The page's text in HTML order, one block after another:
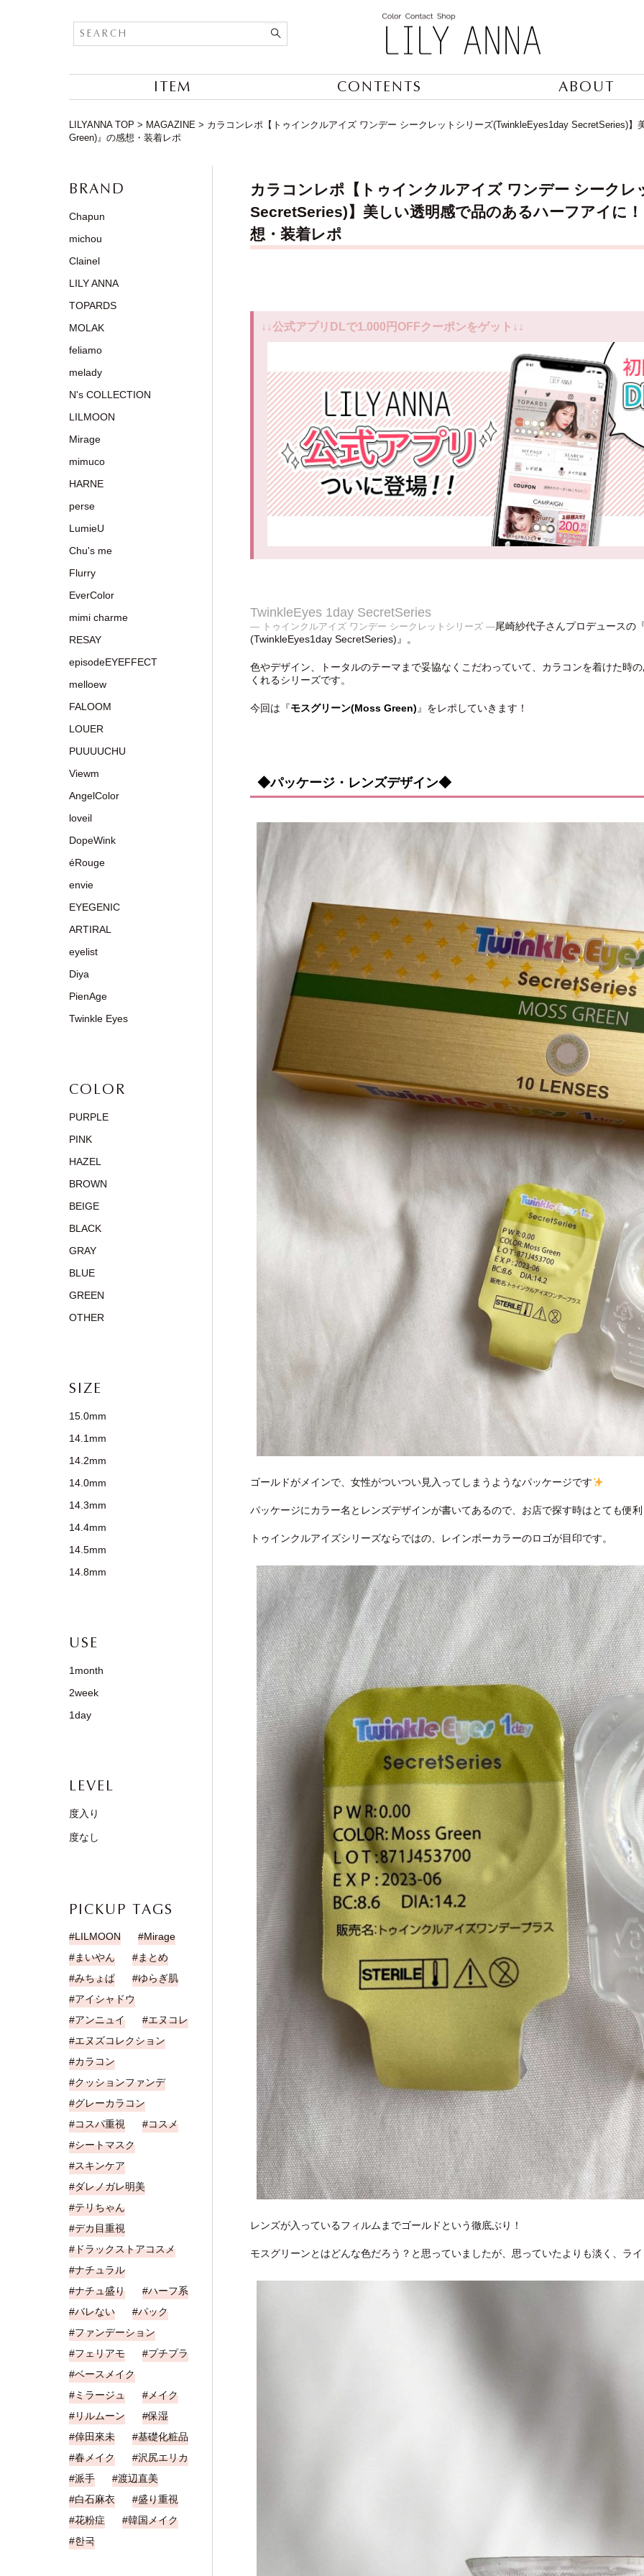
ITEM CONTENTS ABOUT
LILYANNA TOP > MAGAZINE > カラコンレポ【トゥインクルアイズ ワンデー シークレットシリーズ(TwinkleEyes1day SecretSeries)
Green)』の感想・装着レポ
カラコンレポ【トゥインクルアイズ ワンデー シーク
SecretSeries)】美しい透明感で品のあるハーフアイに
想・装着レポ
↓↓公式アプリDLで1.000円OFFクーポンをゲット↓↓
TwinkleEyes 1day SecretSeries
— トゥインクルアイズ ワンデー シークレットシリーズ —尾崎紗代子さんプロデュースの
(TwinkleEyes1day SecretSeries)』。
色やデザイン、トータルのテーマまで妥協なくこだわっていて、カラコンを着けた時
くれるシリーズです。
今回は『モスグリーン(Moss Green) 』をレポしていきます！
◆パッケージ・レンズデザイン◆
ゴールドがメインで、女性がついつい見入ってしまうようなパッケージです
パッケージにカラー名とレンズデザインが書いてあるので、お店で探す時はとても便
トゥインクルアイズシリーズならではの、レインボーカラーのロゴが目印です。
レンズが入っているフィルムまでゴールドという徹底ぶり！
モスグリーンとはどんな色だろう？と思っていましたが、思っていたよりも淡く、ラ
BRAND
Chapun
michou
Clainel
LILY ANNA
TOPARDS
MOLAK
feliamo
melady
N's COLLECTION
LILMOON
Mirage
mimuco
HARNE
perse
LumieU
Chu's me
Flurry
EverColor
mimi charme
RESAY
episodeEYEFFECT
melloew
FALOOM
LOUER
PUUUUCHU
Viewm
AngelColor
loveil
DopeWink
éRouge
envie
EYEGENIC
ARTIRAL
eyelist
Diya
PienAge
Twinkle Eyes
COLOR
PURPLE
PINK
HAZEL
BROWN
BEIGE
BLACK
GRAY
BLUE
GREEN
OTHER
SIZE
15.0mm
14.1mm
14.2mm
14.0mm
14.3mm
14.4mm
14.5mm
14.8mm
USE
1month
2week
1day
LEVEL
度入り
度なし
PICKUP TAGS
LILMOON
Mirage
まいやん
まとめ
みちょぱ
ゆらぎ肌
アイシャドウ
アンニュイ
エヌコレ
エヌズコレクション
カラコン
クッションファンデ
グレーカラコン
コスパ重視
コスメ
シートマスク
スキンケア
ダレノガレ明美
テリちゃん
デカ目重視
ドラックストアコスメ
ナチュラル
ナチュ盛り
ハーフ系
バレない
パック
ファンデーション
フェリアモ
プチプラ
ベースメイク
ミラージュ
メイク
リルムーン
保湿
倖田來未
基礎化粧品
春メイク
沢尻エリカ
派手
渡辺直美
白石麻衣
盛り重視
花粉症
韓国メイク
한국